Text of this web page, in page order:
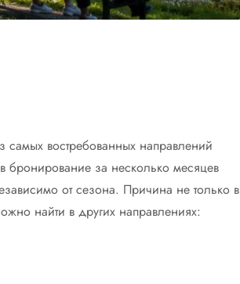
самых востребованных направлений
бронирование за несколько месяцев
от сезона. Причина не только в
найти в других направлениях: